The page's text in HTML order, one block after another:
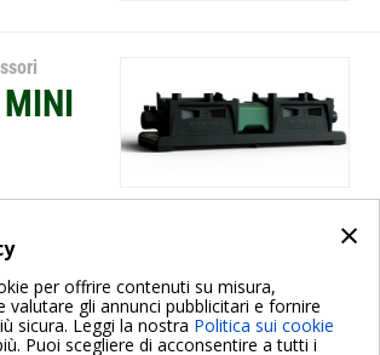
×
per offrire contenuti su misura,
valutare gli annunci pubblicitari e fornire
sicura. Leggi la nostra Politica sui cookie
Puoi scegliere di acconsentire a tutti i
MINI
MAX